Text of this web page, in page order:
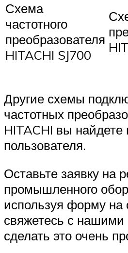
Схема
частотного
преобразователя
HITACHI SJ700
Другие схемы
частотных
HITACHI вы найдете
пользователя.
Оставьте заявку на
промышленного
используя форму на
свяжетесь с
сделать это очень